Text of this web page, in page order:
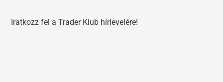
Iratkozz fel a Trader Klub hírlevelére!